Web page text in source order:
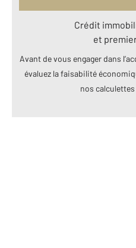
Crédit
et
Avant de vous engager dans
évaluez la faisabilité
nos